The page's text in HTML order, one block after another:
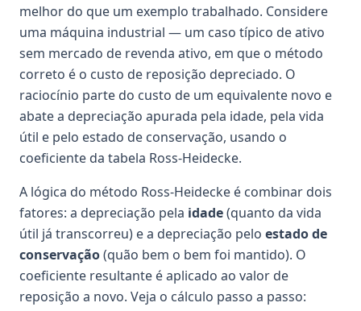
melhor do que um exemplo trabalhado. Considere
uma máquina industrial — um caso típico de ativo
sem mercado de revenda ativo, em que o método
correto é o custo de reposição depreciado. O
raciocínio parte do custo de um equivalente novo e
abate a depreciação apurada pela idade, pela vida
útil e pelo estado de conservação, usando o
coeficiente da tabela Ross-Heidecke.
A lógica do método Ross-Heidecke é combinar dois
fatores: a depreciação pela idade(quanto da vida
útil já transcorreu) e a depreciação pelo estado de
conservação(quão bem o bem foi mantido). O
coeficiente resultante é aplicado ao valor de
reposição a novo. Veja o cálculo passo a passo: